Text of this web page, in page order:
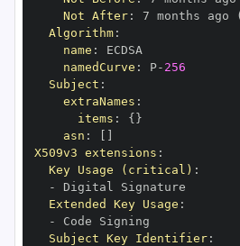
Not After: 7 months ago
Algorithm:
name :
namedCurve : P- 256
Subject :
extraNames :
items : { }
asn :
X509v3 extensions :
Key Usage (critical) :
-
Extended Key Usage :
-
Subject Key Identifier: